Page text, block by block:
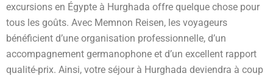
excursions en Égypte à Hurghada offre quelque chose pour
tous les goûts. Avec Memnon Reisen, les voyageurs
bénéficient d’une organisation professionnelle, d’un
accompagnement germanophone et d’un excellent rapport
qualité-prix. Ainsi, votre séjour à Hurghada deviendra à coup